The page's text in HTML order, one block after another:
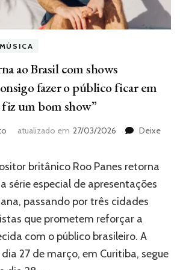
MÚSICA
ao Brasil com shows
fazer o público ficar em
um bom show”
atualizado em 27/03/2026
Deixe
britânico Roo Panes retorna
série especial de apresentações
passando por três cidades
que prometem reforçar a
com o público brasileiro. A
27 de março, em Curitiba, segue